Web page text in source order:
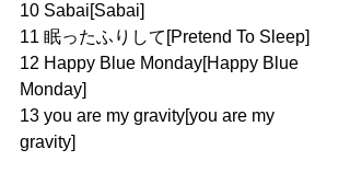
10 Sabai[Sabai]
11 眠ったふりして[Pretend To Sleep]
12 Happy Blue Monday[Happy Blue
Monday]
13 you are my gravity[you are my
gravity]